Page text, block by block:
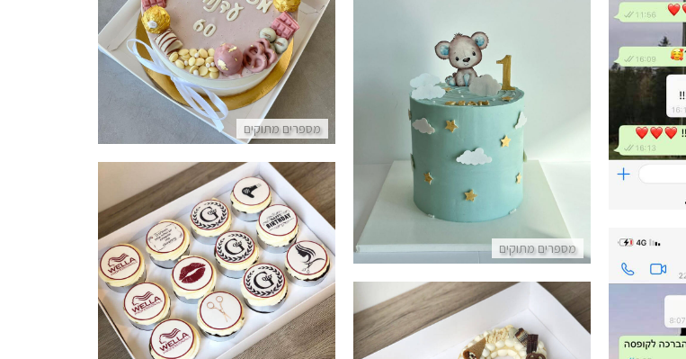
מספרים מתוקים
עוגת מוסים לאמא מספר אחת
פרטים נוספים
מספרים מתוקים
עוגה מעוצבת לגיל שנה עם דובי
פרטים נוספים
קאפקייקס מעוצבים טבעוני
פרטים נוספים